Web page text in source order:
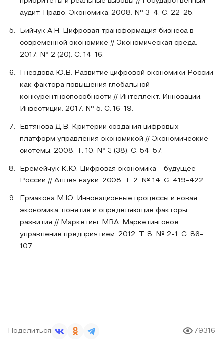
аудит. Право. Экономика. 2008. № 3-4. С. 22-25.
Бийчук А.Н. Цифровая трансформация бизнеса в
современной экономике // Экономическая среда.
2017. № 2 (20). С. 14-16.
Гнездова Ю.В. Развитие цифровой экономики России
как фактора повышения глобальной
конкурентноспособности // Интеллект. Инновации.
Инвестиции. 2017. № 5. С. 16-19.
Евтянова Д.В. Критерии создания цифровых
платформ управления экономикой // Экономические
системы. 2008. Т. 10. № 3 (38). С. 54-57.
Еремейчук К.Ю. Цифровая экономика - будущее
России // Аллея науки. 2008. Т. 2. № 14. С. 419-422.
Ермакова М.Ю. Инновационные процессы и новая
экономика: понятие и определяющие факторы
развития // Маркетинг MBA. Маркетинговое
управление предприятием. 2012. Т. 8. № 2-1. С. 86-
107.
Поделиться 79316